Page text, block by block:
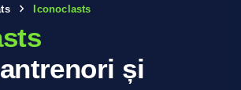
Iconoclasts
și